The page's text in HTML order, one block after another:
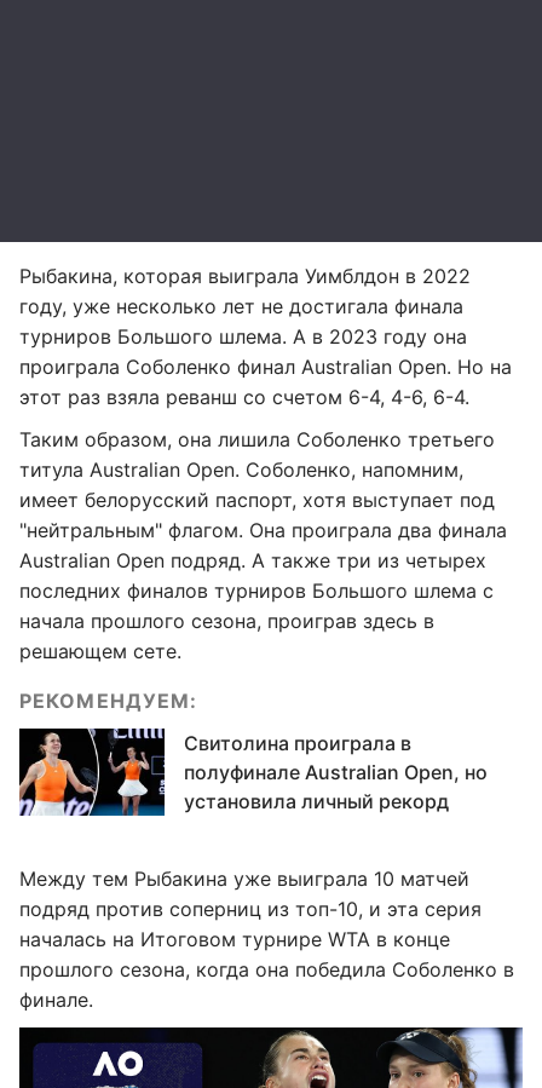
Рыбакина, которая выиграла Уимблдон в 2022
году, уже несколько лет не достигала финала
турниров Большого шлема. А в 2023 году она
проиграла Соболенко финал Australian Open. Но на
этот раз взяла реванш со счетом 6-4, 4-6, 6-4.
Таким образом, она лишила Соболенко третьего
титула Australian Open. Соболенко, напомним,
имеет белорусский паспорт, хотя выступает под
"нейтральным" флагом. Она проиграла два финала
Australian Open подряд. А также три из четырех
последних финалов турниров Большого шлема с
начала прошлого сезона, проиграв здесь в
решающем сете.
РЕКОМЕНДУЕМ:
Свитолина проиграла в
полуфинале Australian Open, но
установила личный рекорд
Между тем Рыбакина уже выиграла 10 матчей
подряд против соперниц из топ-10, и эта серия
началась на Итоговом турнире WTA в конце
прошлого сезона, когда она победила Соболенко в
финале.